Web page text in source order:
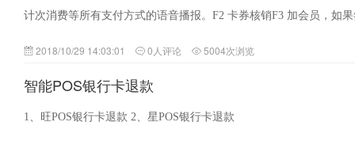
计次消费等所有支付方式的语音播报。F2 卡券核销F3 加会员，如
2018/10/29 14:03:01 0人评论 5004次浏览
智能POS银行卡退款
1、旺POS银行卡退款 2、星POS银行卡退款